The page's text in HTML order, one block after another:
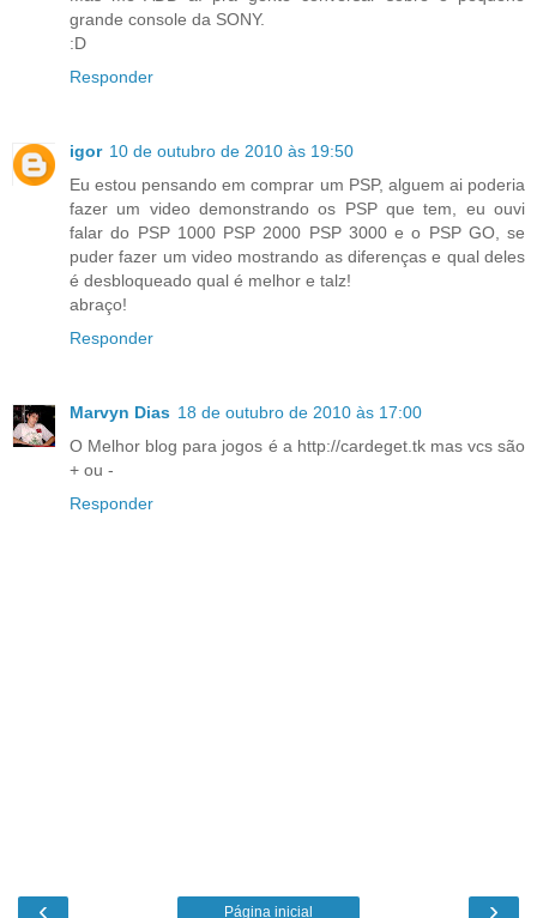
grande console da SONY.
:D
Responder
igor 10 de outubro de 2010 às 19:50
Eu estou pensando em comprar um PSP, alguem ai poderia
fazer um video demonstrando os PSP que tem, eu ouvi
falar do PSP 1000 PSP 2000 PSP 3000 e o PSP GO, se
puder fazer um video mostrando as diferenças e qual deles
é desbloqueado qual é melhor e talz!
abraço!
Responder
Marvyn Dias 18 de outubro de 2010 às 17:00
O Melhor blog para jogos é a http://cardeget.tk mas vcs são
+ ou -
Responder
‹ ›
Página inicial